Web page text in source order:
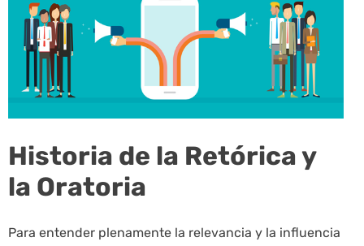
Historia de la Retórica y
la Oratoria
Para entender plenamente la relevancia y la influencia